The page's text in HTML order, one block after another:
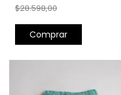
$28.598,00
Comprar